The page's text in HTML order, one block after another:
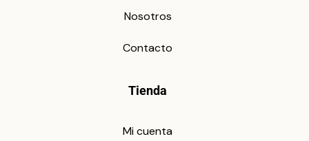
Nosotros
Contacto
Tienda
Mi cuenta